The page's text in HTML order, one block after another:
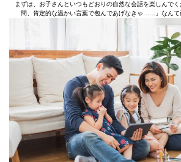
まずは、お子さんといつもどおりの自然な会話を楽しんで
間、肯定的な温かい言葉で包んであげなきゃ……」なんて